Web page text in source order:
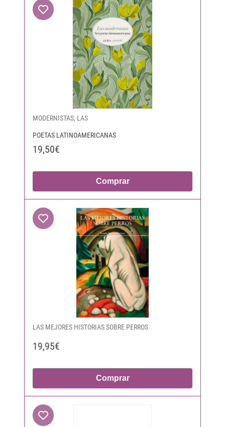
MODERNISTAS, LAS
POETAS LATINOAMERICANAS
19,50€
Comprar
LAS MEJORES HISTORIAS SOBRE PERROS
19,95€
Comprar